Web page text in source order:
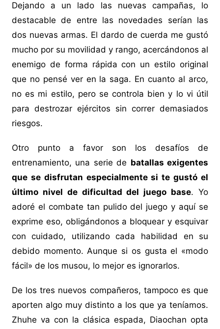
Dejando a un lado las nuevas campañas, lo
destacable de entre las novedades serían las
dos nuevas armas. El dardo de cuerda me gustó
mucho por su movilidad y rango, acercándonos al
enemigo de forma rápida con un estilo original
que no pensé ver en la saga. En cuanto al arco,
no es mi estilo, pero se controla bien y lo vi útil
para destrozar ejércitos sin correr demasiados
riesgos.
Otro punto a favor son los desafíos de
entrenamiento, una serie de batallas exigentes
que se disfrutan especialmente si te gustó el
último nivel de dificultad del juego base. Yo
adoré el combate tan pulido del juego y aquí se
exprime eso, obligándonos a bloquear y esquivar
con cuidado, utilizando cada habilidad en su
debido momento. Aunque si os gusta el «modo
fácil» de los musou, lo mejor es ignorarlos.
De los tres nuevos compañeros, tampoco es que
aporten algo muy distinto a los que ya teníamos.
Zhuhe va con la clásica espada, Diaochan opta